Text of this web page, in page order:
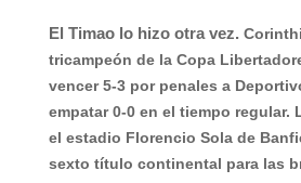
El Timao lo hizo otra vez.
tricampeón de la Copa
vencer 5-3 por penales a
empatar 0-0 en el tiempo regular.
el estadio Florencio Sola de
sexto título continental para las